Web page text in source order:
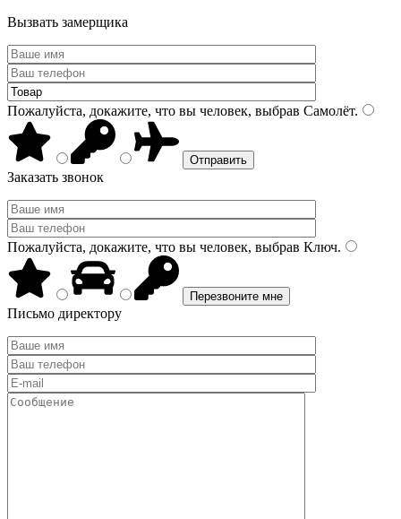
Вызвать замерщика
Пожалуйста, докажите, что вы человек, выбрав Самолёт.
Заказать звонок
Пожалуйста, докажите, что вы человек, выбрав Ключ.
Письмо директору